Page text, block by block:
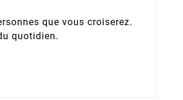
que vous croiserez.
quotidien.